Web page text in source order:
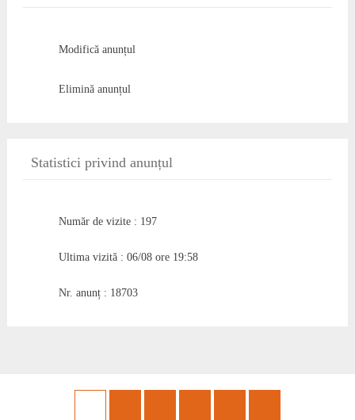
Modifică anunțul
Elimină anunțul
Statistici privind anunțul
Număr de vizite : 197
Ultima vizită : 06/08 ore 19:58
Nr. anunț : 18703